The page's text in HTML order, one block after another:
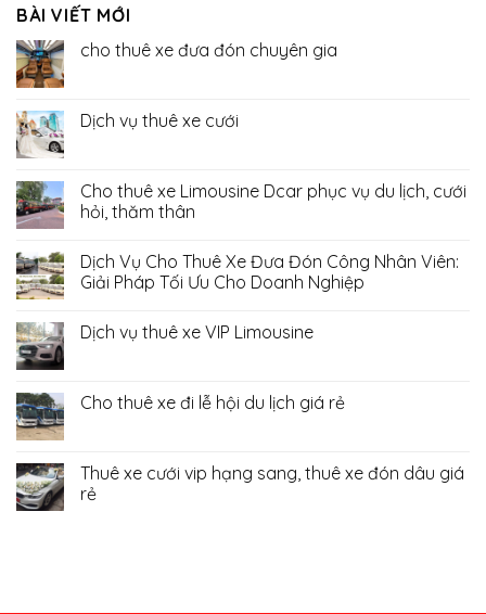
BÀI VIẾT MỚI
cho thuê xe đưa đón chuyên gia
Dịch vụ thuê xe cưới
Cho thuê xe Limousine Dcar phục vụ du lịch, cưới
hỏi, thăm thân
Dịch Vụ Cho Thuê Xe Đưa Đón Công Nhân Viên:
Giải Pháp Tối Ưu Cho Doanh Nghiệp
Dịch vụ thuê xe VIP Limousine
Cho thuê xe đi lễ hội du lịch giá rẻ
Thuê xe cưới vip hạng sang, thuê xe đón dâu giá
rẻ